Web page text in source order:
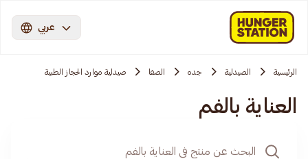
عربي
الرئيسية الصيدلية جده الصفا صيدلية موارد الحجاز الطبية
العناية بالفم